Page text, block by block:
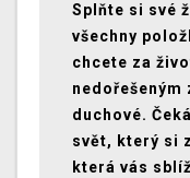
Splňte si své
všechny
chcete za
duchové.
svět, který si
která vás